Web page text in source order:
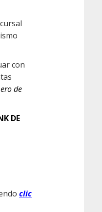
con
de
DE
clic